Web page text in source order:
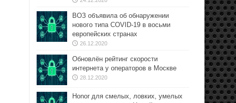
ВОЗ объявила об обнаружении
нового типа COVID-19 в восьми
европейских странах
26.12.2020
Обновлён рейтинг скорости
интернета у операторов в Москве
28.12.2020
Honor для смелых, ловких, умелых